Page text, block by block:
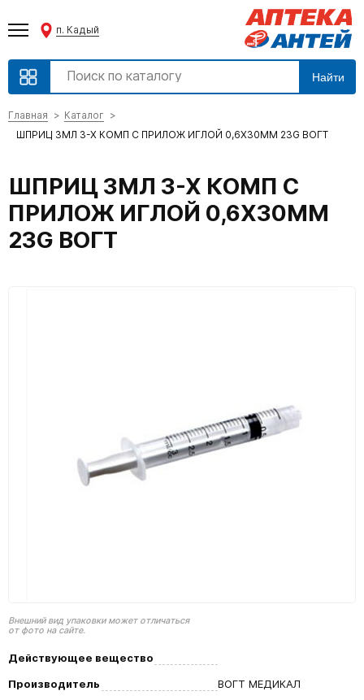
п. Кадый
Найти
Главная
Каталог
ШПРИЦ 3МЛ 3-Х КОМП С ПРИЛОЖ ИГЛОЙ 0,6Х30ММ 23G ВОГТ
ШПРИЦ 3МЛ 3-Х КОМП С
ПРИЛОЖ ИГЛОЙ 0,6Х30ММ
23G ВОГТ
Внешний вид упаковки может отличаться
от фото на сайте.
Действующее вещество
Производитель
ВОГТ МЕДИКАЛ